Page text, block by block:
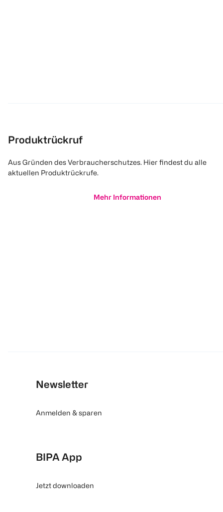
Produktrückruf
Aus Gründen des Verbraucherschutzes. Hier findest du alle
aktuellen Produktrückrufe.
Mehr Informationen
Newsletter
Anmelden & sparen
BIPA App
Jetzt downloaden